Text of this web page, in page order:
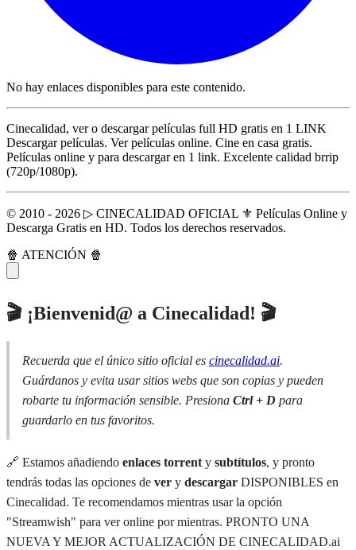
No hay enlaces disponibles para este contenido.
Cinecalidad, ver o descargar películas full HD gratis en 1 LINK
Descargar películas. Ver películas online. Cine en casa gratis.
Películas online y para descargar en 1 link. Excelente calidad brrip
(720p/1080p).
© 2010 - 2026 ▷ CINECALIDAD OFICIAL ⚜️ Películas Online y
Descarga Gratis en HD. Todos los derechos reservados.
🍿 ATENCIÓN 🍿
🎬 ¡Bienvenid@ a Cinecalidad! 🎬
Recuerda que el único sitio oficial es cinecalidad.ai.
Guárdanos y evita usar sitios webs que son copias y pueden
robarte tu información sensible. Presiona Ctrl + D para
guardarlo en tus favoritos.
🔗 Estamos añadiendo enlaces torrent y subtítulos, y pronto
tendrás todas las opciones de ver y descargar DISPONIBLES en
Cinecalidad. Te recomendamos mientras usar la opción
"Streamwish" para ver online por mientras. PRONTO UNA
NUEVA Y MEJOR ACTUALIZACIÓN DE CINECALIDAD.ai